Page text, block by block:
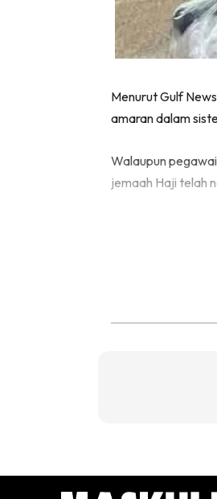
Menurut Gulf
amaran dalam
Walaupun
jemaah Haji telah